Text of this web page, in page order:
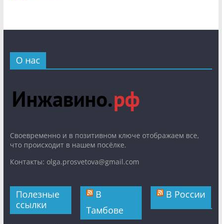
О нас
Cвоевременно и в позитивном ключе отображаем все,
что происходит в нашем посёлке.
Контакты: olga.prosvetova@gmail.com
Полезные
ссылки
В
Тамбове
В России